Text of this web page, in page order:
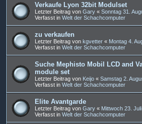
Verkaufe Lyon 32bit Modulset
Letzter Beitrag von Gary « Sonntag 31.
Verfasst in Welt der Schachcomputer
zu verkaufen
Letzter Beitrag von kgvetter « Montag 4.
Verfasst in Welt der Schachcomputer
Suche Mephisto Mobil LCD and
module set
Letzter Beitrag von Keijo « Samstag 2.
Verfasst in Welt der Schachcomputer
Elite Avantgarde
Letzter Beitrag von Gary « Mittwoch 23.
Verfasst in Welt der Schachcomputer